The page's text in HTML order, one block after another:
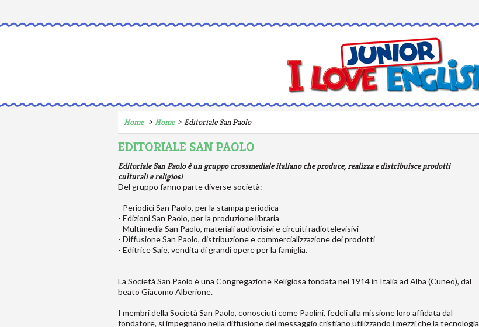
Home Home Editoriale San Paolo
EDITORIALE SAN PAOLO
Editoriale San Paolo è un gruppo crossmediale italiano che produce, realizza e distribuisce prodotti
culturali e religiosi
Del gruppo fanno parte diverse società:
- Periodici San Paolo, per la stampa periodica
- Edizioni San Paolo, per la produzione libraria
- Multimedia San Paolo, materiali audiovisivi e circuiti radiotelevisivi
- Diffusione San Paolo, distribuzione e commercializzazione dei prodotti
- Editrice Saie, vendita di grandi opere per la famiglia.
La Società San Paolo è una Congregazione Religiosa fondata nel 1914 in Italia ad Alba (Cuneo), dal
beato Giacomo Alberione.
I membri della Società San Paolo, conosciuti come Paolini, fedeli alla missione loro affidata dal
fondatore, si impegnano nella diffusione del messaggio cristiano utilizzando i mezzi che la tecnologia